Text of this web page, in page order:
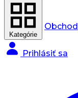
Kategórie
Obchod
Prihlásiť sa